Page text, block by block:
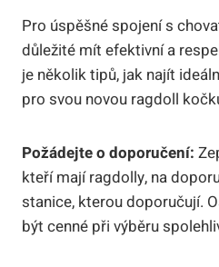
Pro⁤ úspěšné spojení s
důležité mít efektivní a​
je několik tipů, jak najít
pro svou novou ragdoll
Požádejte ‌o doporučení:
​kteří mají ragdolly,​ na
stanice,‍ kterou doporučují.
být‍ cenné ‌při ‍výběru